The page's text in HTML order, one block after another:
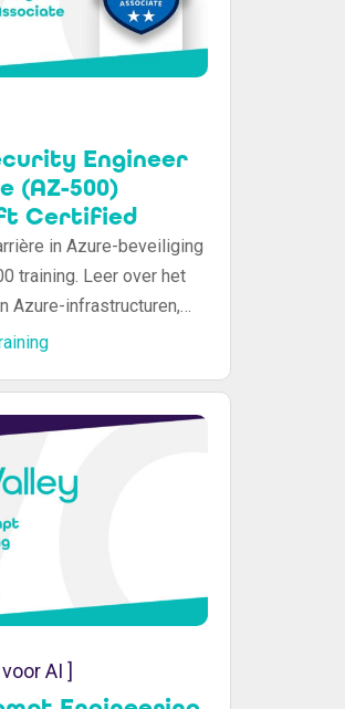
Engineer
(AZ-500)
Certified
in Azure-beveiliging
training. Leer over het
Azure-infrastructuren,
Behaal het
AI ]